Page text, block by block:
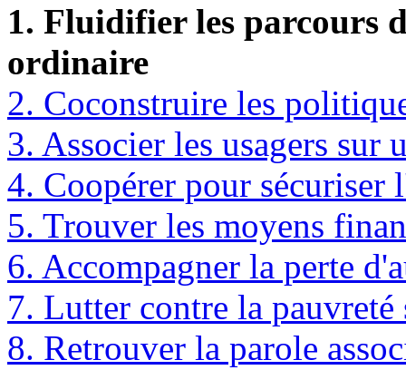
1. Fluidifier les parcours
ordinaire
2. Coconstruire les
3. Associer les usagers sur
4. Coopérer pour sécuriser
5. Trouver les moyens
6. Accompagner la perte
7. Lutter contre la pauvreté
8. Retrouver la parole